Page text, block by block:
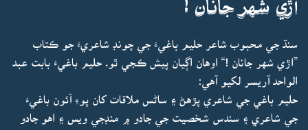
اڙي شهر جانان !
سنڌ جي محبوب شاعر حليم باغيءَ جي چونڊ شاعريءَ جو ڪتاب
”اڙي شهر جانان !“ اوهان اڳيان پيش ڪجي ٿو. حليم باغيءَ بابت عبد
الواحد آريسر لکيو آهي:
حليم باغي جي شاعري پڙهڻ ۽ ساڻس ملاقات کان پوءِ آئون باغيءَ
جي شاعري ۽ سندس شخصيت جي جادو ۾ منڊجي ويس ۽ اهو جادو